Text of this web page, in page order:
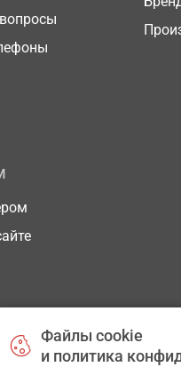
Файлы cookie
и политика